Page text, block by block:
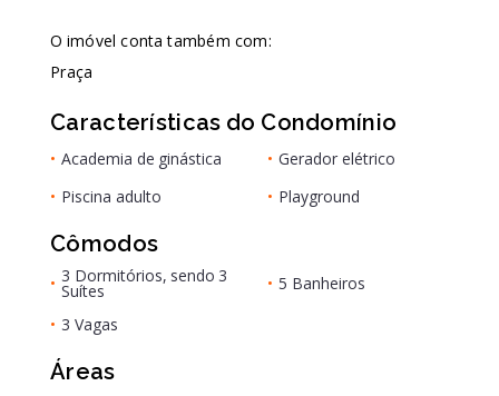
O imóvel conta também com:
Praça
Características do Condomínio
• Academia de ginástica • Gerador elétrico
• Piscina adulto • Playground
Cômodos
• 3 Dormitórios, sendo 3
Suítes • 5 Banheiros
• 3 Vagas
Áreas